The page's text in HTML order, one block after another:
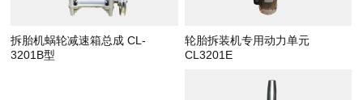
拆胎机蜗轮减速箱总成 CL-
3201B型
轮胎拆装机专用动力单元
CL3201E